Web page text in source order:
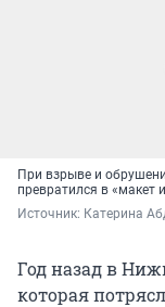
При взрыве и
превратился в «макет
Источник: Катерина
Год назад в
которая